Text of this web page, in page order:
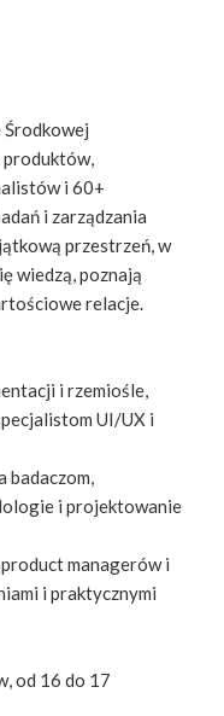
i 60+
i zarządzania
przestrzeń, w
wiedzą, poznają
relacje.
i rzemiośle,
UI/UX i
badaczom,
i projektowanie
managerów i
i praktycznymi
od 16 do 17